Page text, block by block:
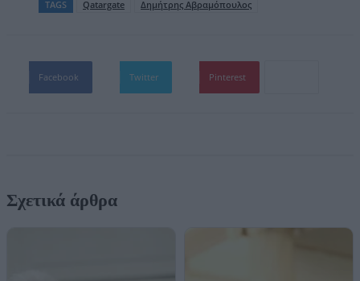
TAGS Qatargate Δημήτρης Αβραμόπουλος
Facebook Twitter Pinterest
Σχετικά άρθρα